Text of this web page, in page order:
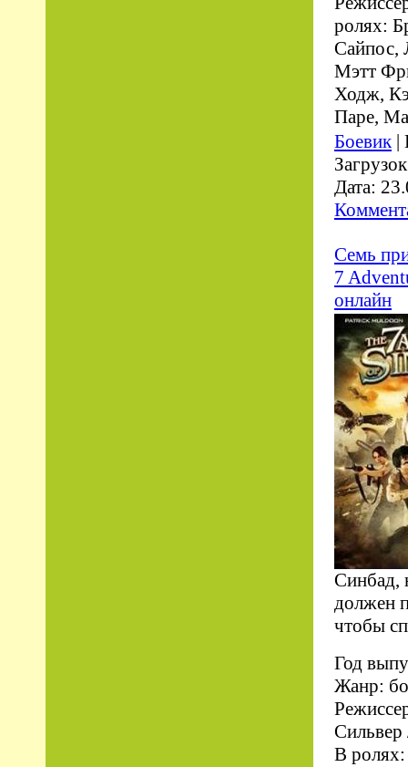
ролях:
Сайпос,
Мэтт
Ходж,
Паре,
Боевик|
Дата:
Семь
7
онлайн
Синбад,
должен
чтобы
Год
Жанр:
В